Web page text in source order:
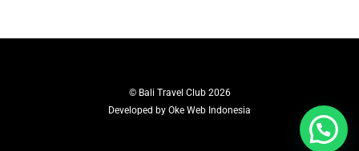
© Bali Travel Club2026
Developed by Oke Web Indonesia